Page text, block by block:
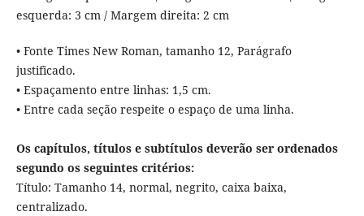
esquerda: 3 cm / Margem direita: 2 cm
• Fonte Times New Roman, tamanho 12, Parágrafo
justificado.
• Espaçamento entre linhas: 1,5 cm.
• Entre cada seção respeite o espaço de uma linha.
Os capítulos, títulos e subtítulos deverão ser ordenados
segundo os seguintes critérios:
Título: Tamanho 14, normal, negrito, caixa baixa,
centralizado.